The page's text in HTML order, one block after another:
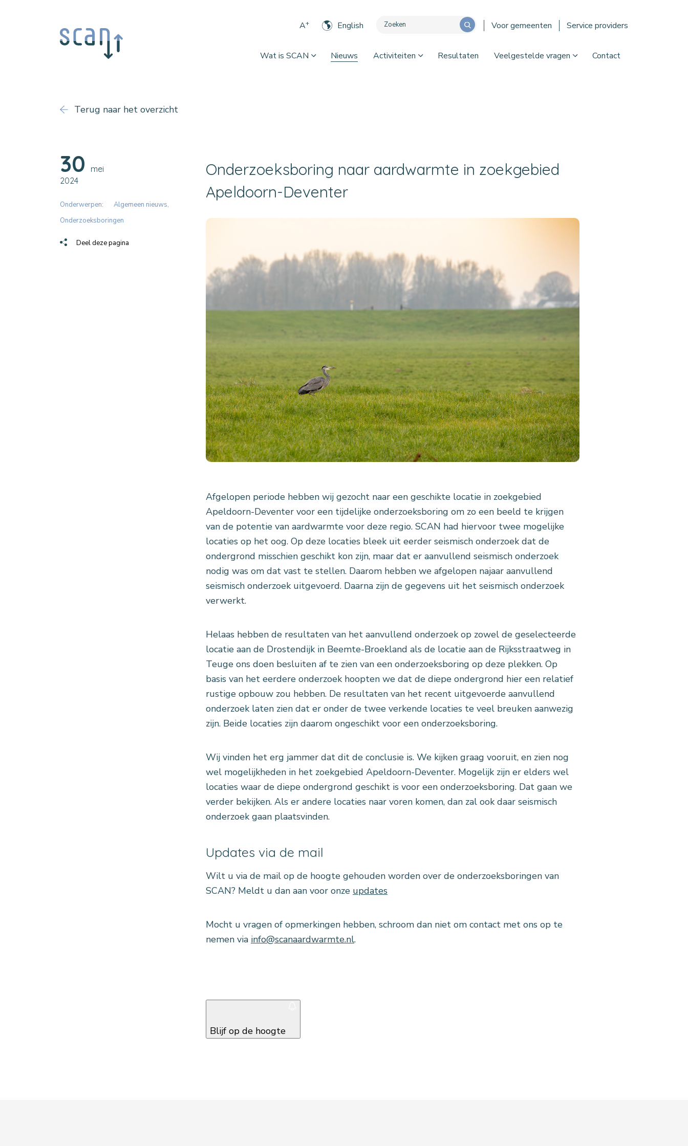
A+ English Voor gemeenten Service providers
Wat is SCAN Nieuws Activiteiten Resultaten Veelgestelde vragen Contact
Terug naar het overzicht
30
mei
2024
Onderwerpen:
Algemeen nieuws
Onderzoeksboringen
Deel deze pagina
Onderzoeksboring naar aardwarmte in zoekgebied
Apeldoorn-Deventer
Afgelopen periode hebben wij gezocht naar een geschikte locatie in zoekgebied
Apeldoorn-Deventer voor een tijdelijke onderzoeksboring om zo een beeld te krijgen
van de potentie van aardwarmte voor deze regio. SCAN had hiervoor twee mogelijke
locaties op het oog. Op deze locaties bleek uit eerder seismisch onderzoek dat de
ondergrond misschien geschikt kon zijn, maar dat er aanvullend seismisch onderzoek
nodig was om dat vast te stellen. Daarom hebben we afgelopen najaar aanvullend
seismisch onderzoek uitgevoerd. Daarna zijn de gegevens uit het seismisch onderzoek
verwerkt.
Helaas hebben de resultaten van het aanvullend onderzoek op zowel de geselecteerde
locatie aan de Drostendijk in Beemte-Broekland als de locatie aan de Rijksstraatweg in
Teuge ons doen besluiten af te zien van een onderzoeksboring op deze plekken. Op
basis van het eerdere onderzoek hoopten we dat de diepe ondergrond hier een relatief
rustige opbouw zou hebben. De resultaten van het recent uitgevoerde aanvullend
onderzoek laten zien dat er onder de twee verkende locaties te veel breuken aanwezig
zijn. Beide locaties zijn daarom ongeschikt voor een onderzoeksboring.
Wij vinden het erg jammer dat dit de conclusie is. We kijken graag vooruit, en zien nog
wel mogelijkheden in het zoekgebied Apeldoorn-Deventer. Mogelijk zijn er elders wel
locaties waar de diepe ondergrond geschikt is voor een onderzoeksboring. Dat gaan we
verder bekijken. Als er andere locaties naar voren komen, dan zal ook daar seismisch
onderzoek gaan plaatsvinden.
Updates via de mail
Wilt u via de mail op de hoogte gehouden worden over de onderzoeksboringen van
SCAN? Meldt u dan aan voor onze updates
Mocht u vragen of opmerkingen hebben, schroom dan niet om contact met ons op te
nemen via info@scanaardwarmte.nl.
Blijf op de hoogte